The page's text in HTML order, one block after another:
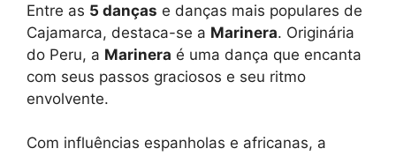
Entre as 5 danças e danças mais populares de
Cajamarca, destaca-se a Marinera. Originária
do Peru, a Marinera é uma dança que encanta
com seus passos graciosos e seu ritmo
envolvente.
Com influências espanholas e africanas, a